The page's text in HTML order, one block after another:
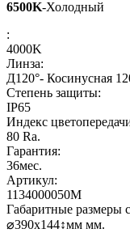
6500K-Холодный
:
4000K
Линза:
Д120°- Косинусная
Степень защиты:
IP65
Индекс
80 Ra.
Гарантия:
36мес.
Артикул:
1134000050M
Габаритные размеры
⌀390х144↕мм мм.